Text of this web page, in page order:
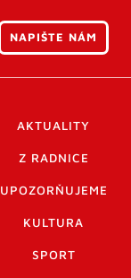
NAPIŠTE NÁM
AKTUALITY
Z RADNICE
UPOZORŇUJEME
KULTURA
SPORT